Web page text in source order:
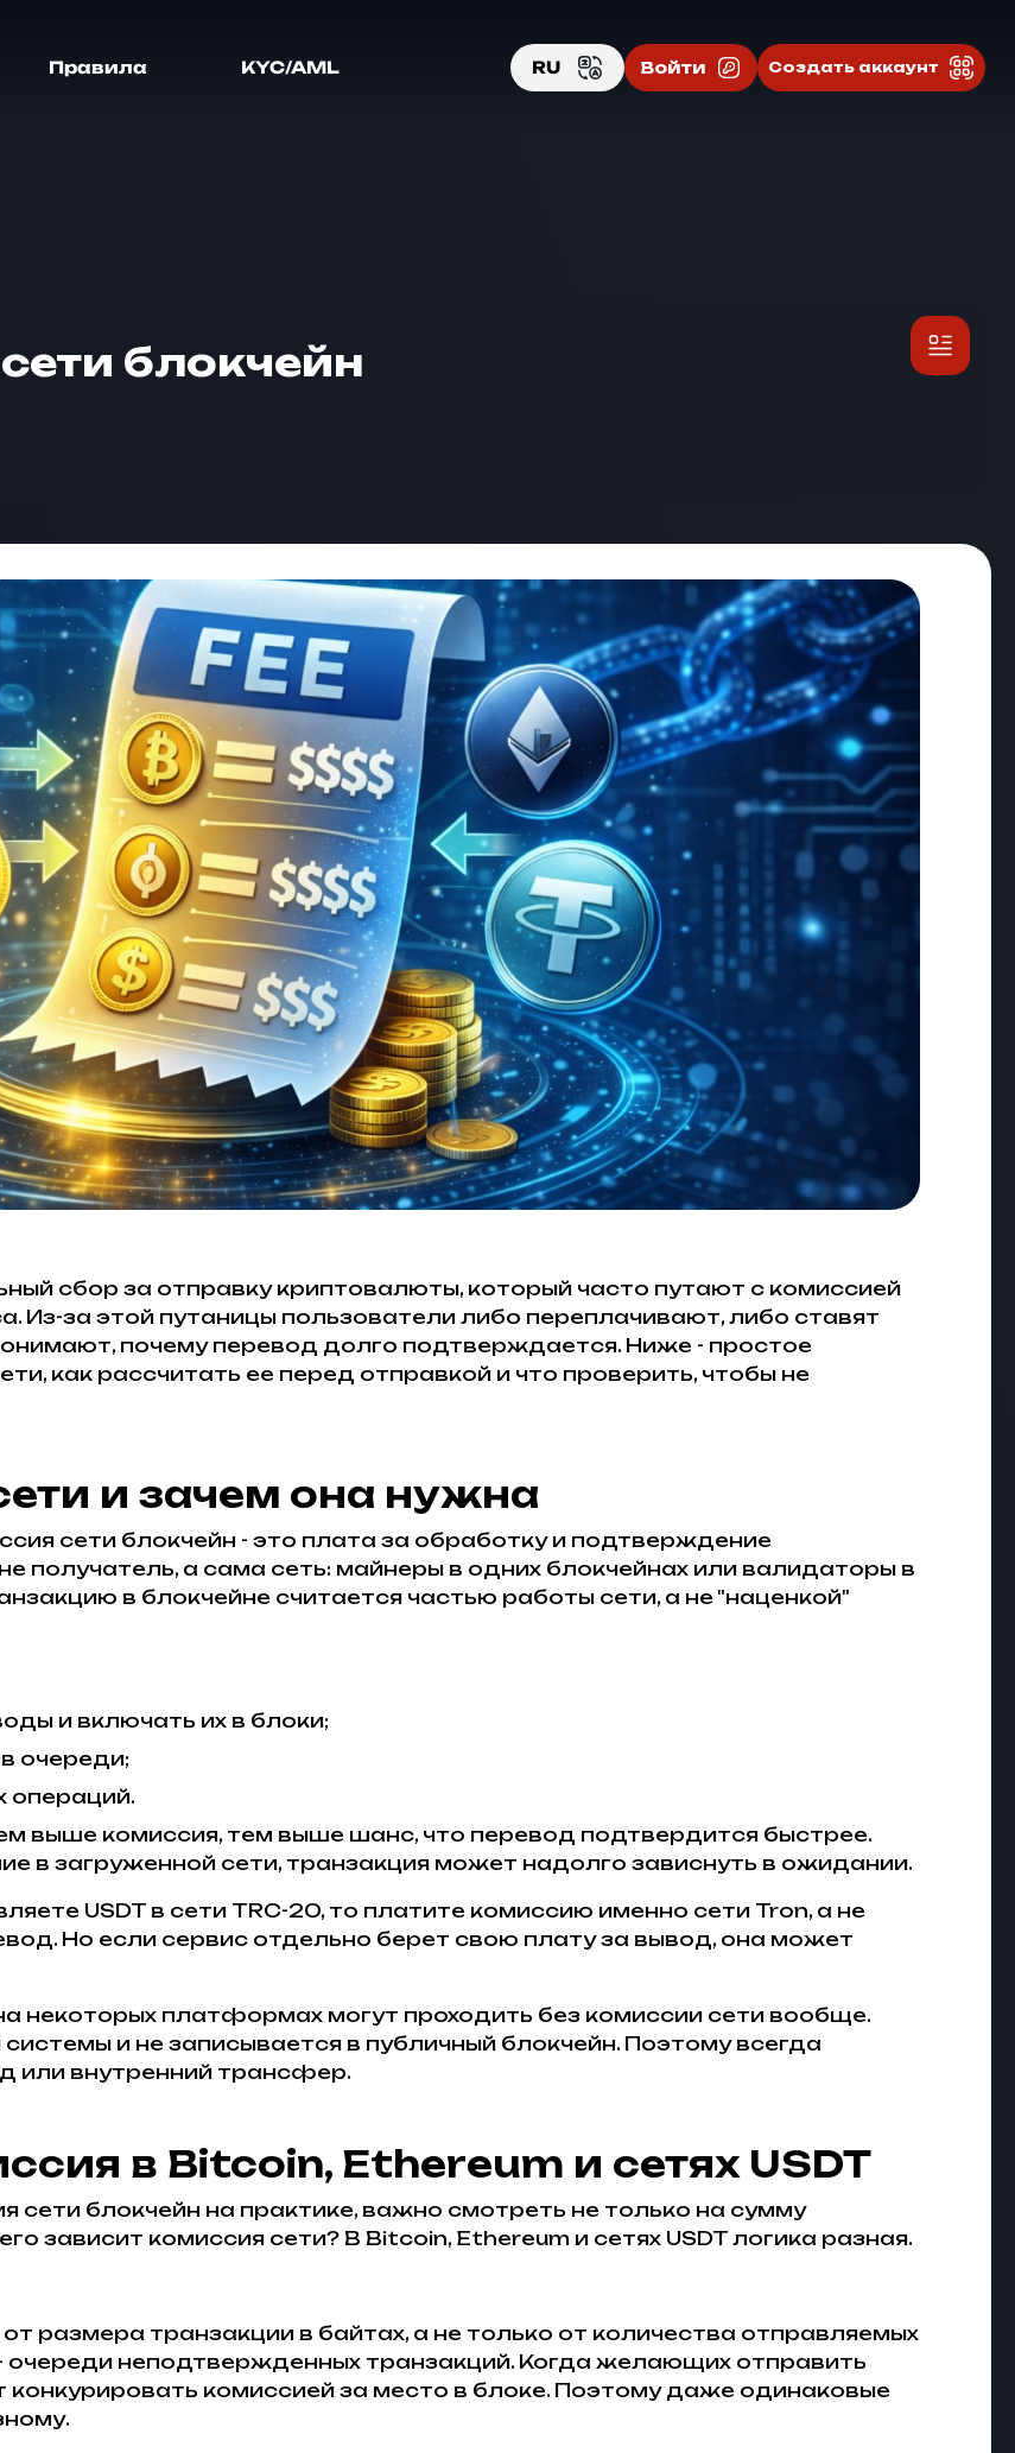
Правила KYC/AML RU Войти Создать аккаунт
блокчейн
сбор за отправку криптовалюты, который часто путают с комиссией
Из-за этой путаницы пользователи либо переплачивают, либо ставят
почему перевод долго подтверждается. Ниже - простое
как рассчитать ее перед отправкой и что проверить, чтобы не
и зачем она нужна
сети блокчейн - это плата за обработку и подтверждение
получатель, а сама сеть: майнеры в одних блокчейнах или валидаторы в
в блокчейне считается частью работы сети, а не "наценкой"
и включать их в блоки;
очереди;
операций.
выше комиссия, тем выше шанс, что перевод подтвердится быстрее.
в загруженной сети, транзакция может надолго зависнуть в ожидании.
USDT в сети TRC-20, то платите комиссию именно сети Tron, а не
Но если сервис отдельно берет свою плату за вывод, она может
некоторых платформах могут проходить без комиссии сети вообще.
и не записывается в публичный блокчейн. Поэтому всегда
или внутренний трансфер.
в Bitcoin, Ethereum и сетях USDT
сети блокчейн на практике, важно смотреть не только на сумму
зависит комиссия сети? В Bitcoin, Ethereum и сетях USDT логика разная.
размера транзакции в байтах, а не только от количества отправляемых
очереди неподтвержденных транзакций. Когда желающих отправить
комиссией за место в блоке. Поэтому даже одинаковые